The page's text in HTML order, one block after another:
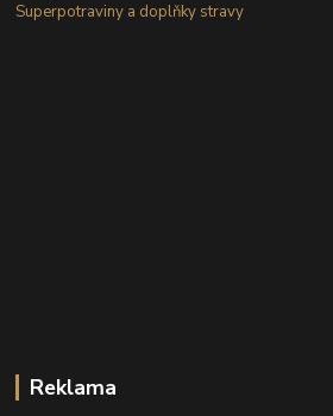
Superpotraviny a doplňky stravy
Reklama